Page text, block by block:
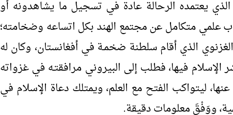
يعتمده الرحالة عادة في تسجيل ما يشاهدونه أو
علمي متكامل عن مجتمع الهند بكل اتساعه وضخامته؛
الذي أقام سلطنة ضخمـة في أفغانستان، وكان له
فيها، فطلب إلى البيروني مرافقتـه في غزواته
ليتواكب الفتح مع العلم، ويمتلك دعاة الإسلام في
ووَفْقَ معلومات دقيقة.